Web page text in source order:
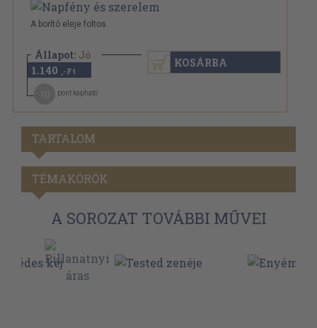
A borító eleje foltos.
Állapot: Jó
1.140 ,-Ft
pont kapható
KOSÁRBA
TARTALOM
TÉMAKÖRÖK
A SOROZAT TOVÁBBI MŰVEI